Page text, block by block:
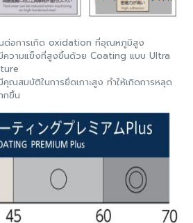
ต่อการเกิด oxidation ที่อุณหภูมิสูง
วามแข็งที่สูงขึ้นด้วย Coating แบบ Ultra
สมบัติในการยึดเกาะสูง ทำให้เกิดการหลุด
กขึ้น